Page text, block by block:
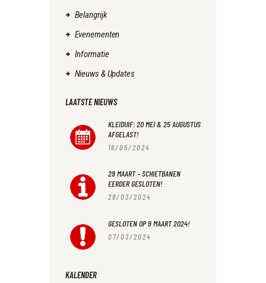
Belangrijk
Evenementen
Informatie
Nieuws & Updates
LAATSTE NIEUWS
KLEIDUIF: 20 MEI & 25 AUGUSTUS
AFGELAST!
16/05/2024
29 MAART – SCHIETBANEN
EERDER GESLOTEN!
28/03/2024
GESLOTEN OP 9 MAART 2024!
07/03/2024
KALENDER